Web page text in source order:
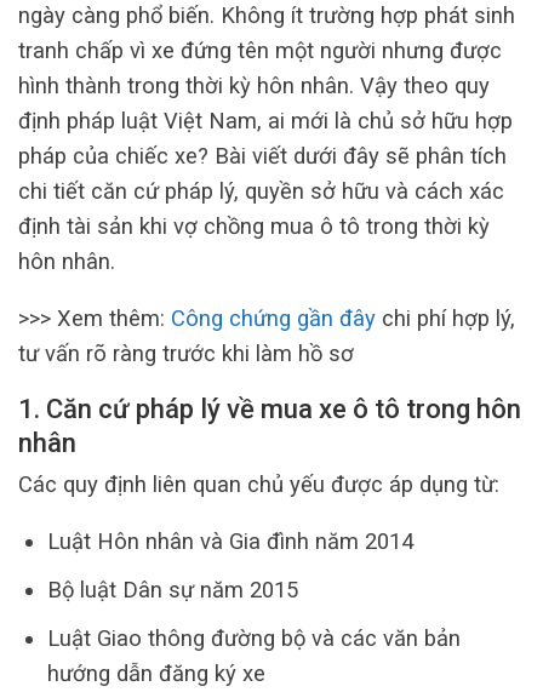
ngày càng phổ biến. Không ít trường hợp phát sinh
tranh chấp vì xe đứng tên một người nhưng được
hình thành trong thời kỳ hôn nhân. Vậy theo quy
định pháp luật Việt Nam, ai mới là chủ sở hữu hợp
pháp của chiếc xe? Bài viết dưới đây sẽ phân tích
chi tiết căn cứ pháp lý, quyền sở hữu và cách xác
định tài sản khi vợ chồng mua ô tô trong thời kỳ
hôn nhân.
>>> Xem thêm: Công chứng gần đây chi phí hợp lý,
tư vấn rõ ràng trước khi làm hồ sơ
1. Căn cứ pháp lý về mua xe ô tô trong hôn
nhân
Các quy định liên quan chủ yếu được áp dụng từ:
Luật Hôn nhân và Gia đình năm 2014
Bộ luật Dân sự năm 2015
Luật Giao thông đường bộ và các văn bản
hướng dẫn đăng ký xe